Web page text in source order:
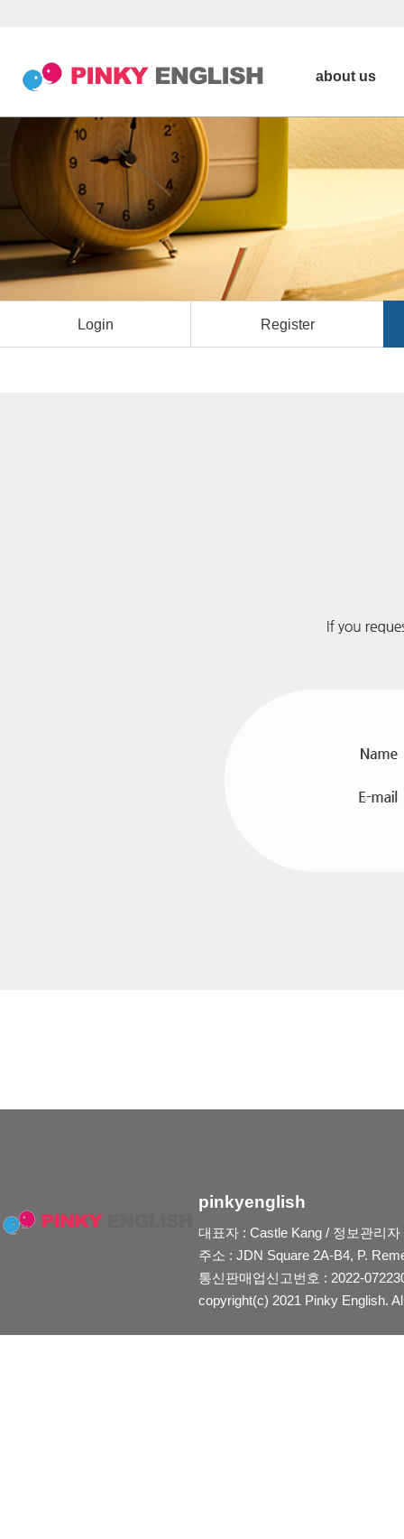
about us
Login Register
pinkyenglish
대표자 : Castle Kang / 정보관리
주소 : JDN Square 2A-B4, P.
통신판매업신고번호 : 2022-
copyright(c) 2021 Pinky English.